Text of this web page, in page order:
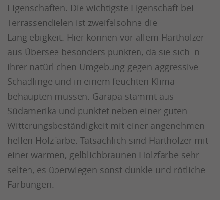
Eigenschaften. Die wichtigste Eigenschaft bei
Terrassendielen ist zweifelsohne die
Langlebigkeit. Hier können vor allem Harthölzer
aus Übersee besonders punkten, da sie sich in
ihrer natürlichen Umgebung gegen aggressive
Schädlinge und in einem feuchten Klima
behaupten müssen. Garapa stammt aus
Südamerika und punktet neben einer guten
Witterungsbeständigkeit mit einer angenehmen
hellen Holzfarbe. Tatsächlich sind Harthölzer mit
einer warmen, gelblichbraunen Holzfarbe sehr
selten, es überwiegen sonst dunkle und rötliche
Färbungen.